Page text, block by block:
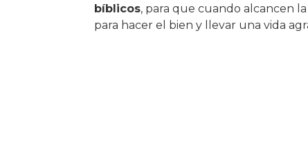
bíblicos, para que cuando alcancen
para hacer el bien y llevar una vida